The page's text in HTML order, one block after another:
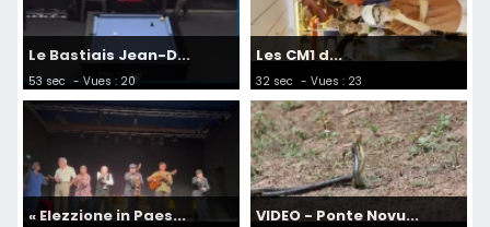
Le Bastiais Jean-D...
53 sec - Vues : 20
Les CM1 d...
32 sec - Vues : 23
« Elezzione in Paes... VIDEO - Ponte Novu...